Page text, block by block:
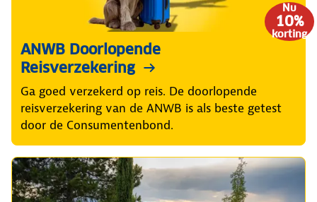
Nu
10%
korting
ANWB Doorlopende
Reisverzekering
Ga goed verzekerd op reis. De doorlopende
reisverzekering van de ANWB is als beste getest
door de Consumentenbond.